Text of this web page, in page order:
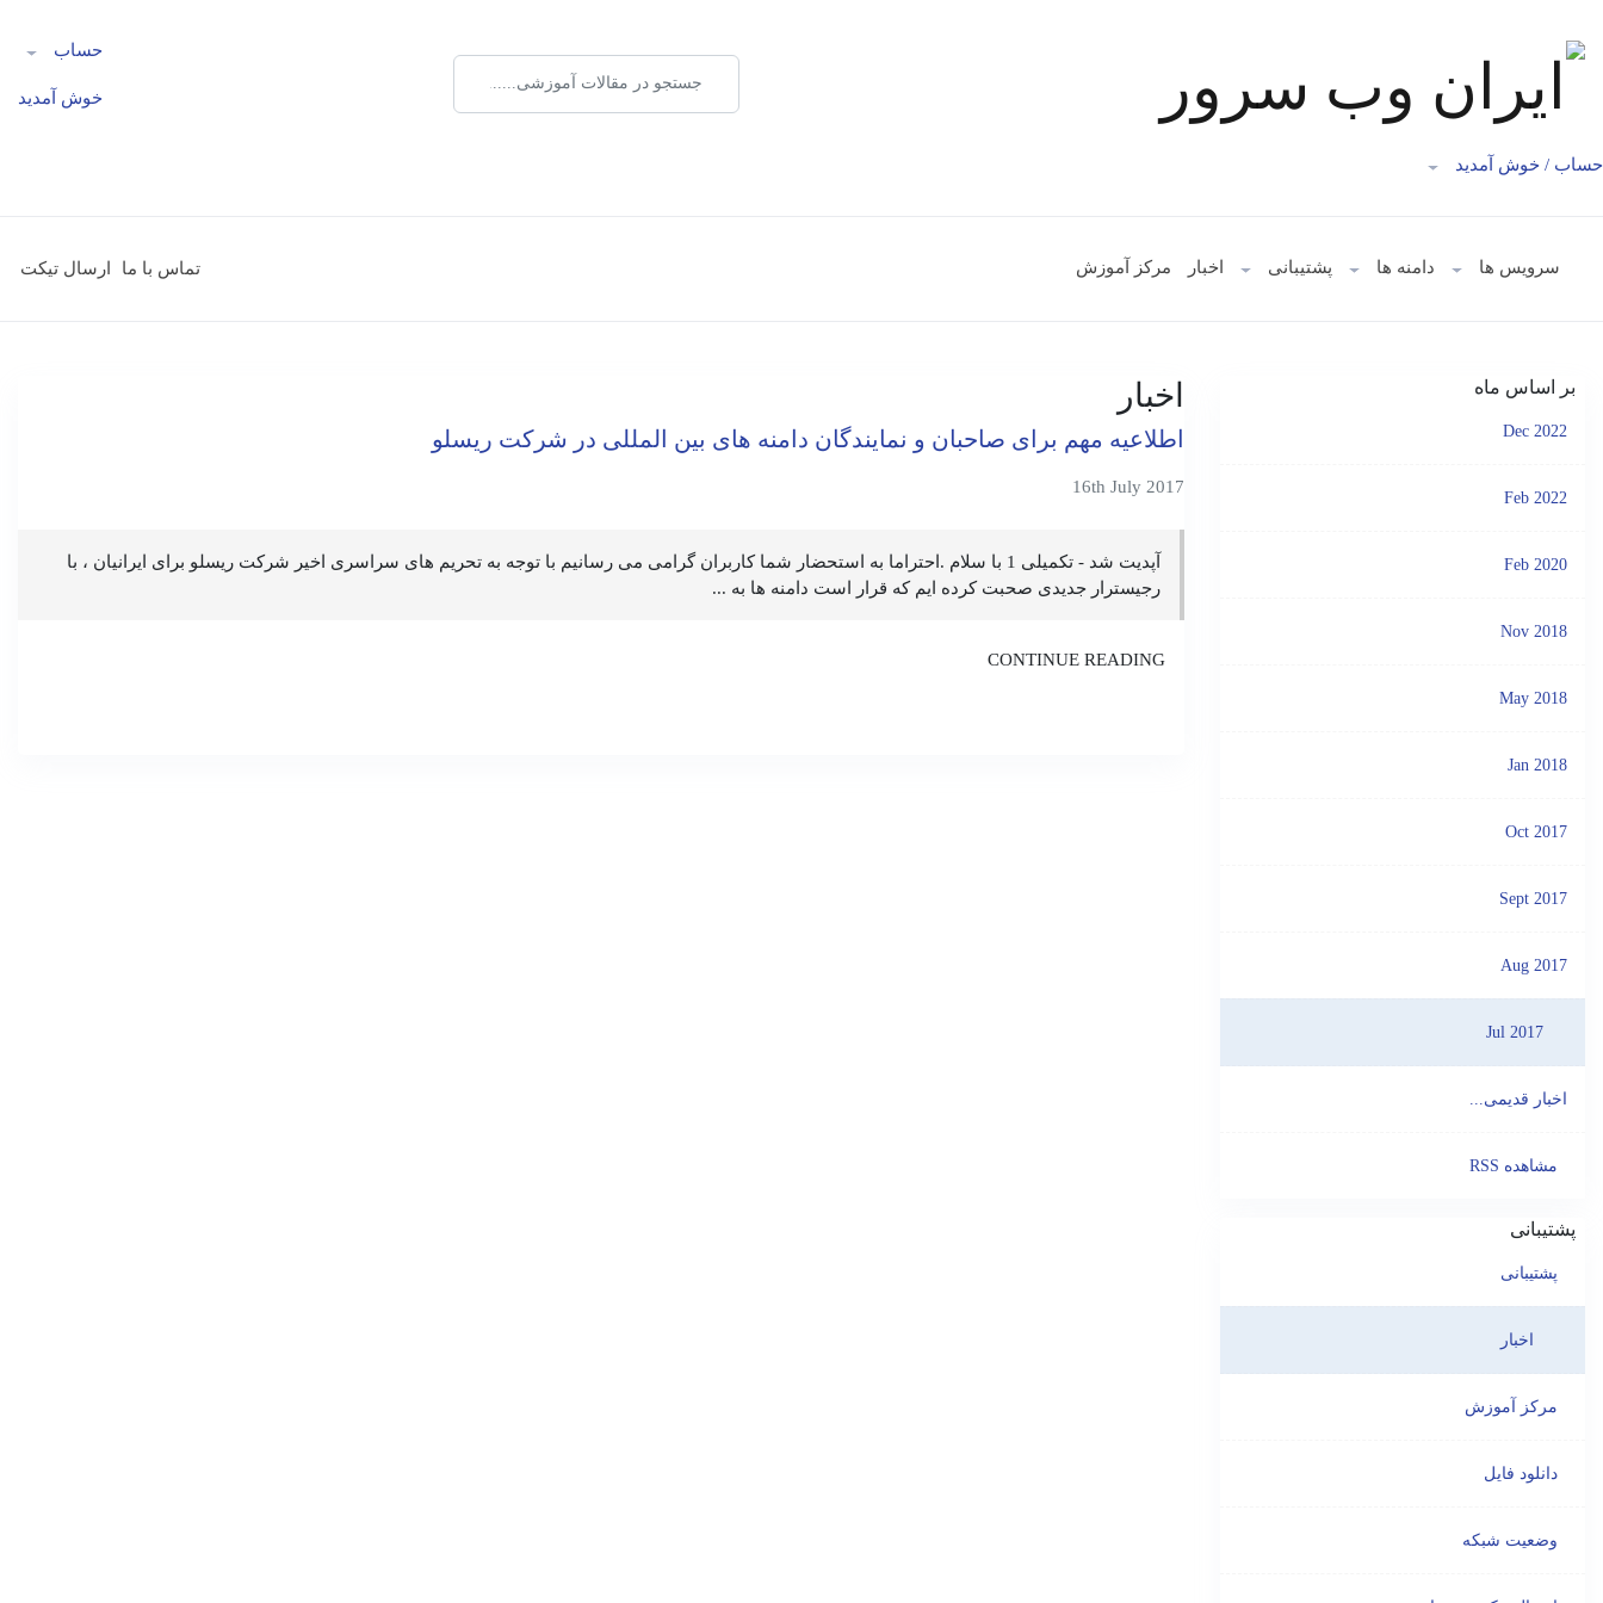
حساب
خوش آمدید
حساب / خوش آمدید
سرویس ها دامنه ها پشتیبانی اخبار مرکز آموزش تماس با ما ارسال تیکت
بر اساس ماه
Dec 2022
Feb 2022
Feb 2020
Nov 2018
May 2018
Jan 2018
Oct 2017
Sept 2017
Aug 2017
Jul 2017
اخبار قدیمی...
مشاهده RSS
پشتیبانی
پشتیبانی
اخبار
مرکز آموزش
دانلود فایل
وضعیت شبکه
اخبار
اطلاعیه مهم برای صاحبان و نمایندگان دامنه های بین المللی در شرکت ریسلو
16th July 2017
آپدیت شد - تکمیلی 1 با سلام .احتراما به استحضار شما کاربران گرامی می رسانیم با توجه به تحریم های سراسری اخیر شرکت ریسلو برای ایرانیان ، با
رجیسترار جدیدی صحبت کرده ایم که قرار است دامنه ها به ...
CONTINUE READING